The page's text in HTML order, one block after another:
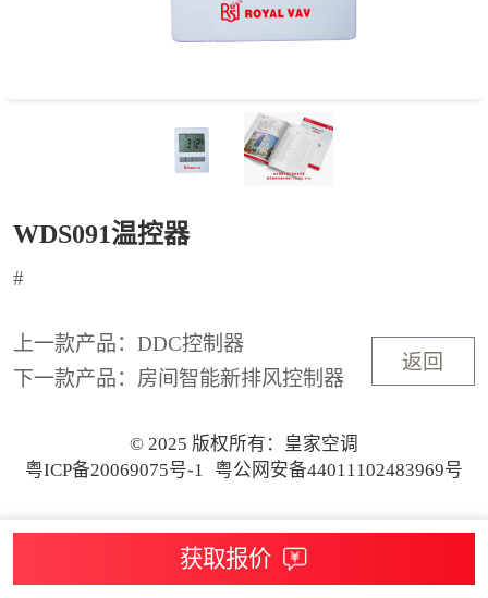
WDS091温控器
#
上一款产品：DDC控制器
下一款产品：房间智能新排风控制器
返回
获取报价
© 2025 版权所有：皇家空调
粤ICP备20069075号-1
粤公网安备44011102483969号